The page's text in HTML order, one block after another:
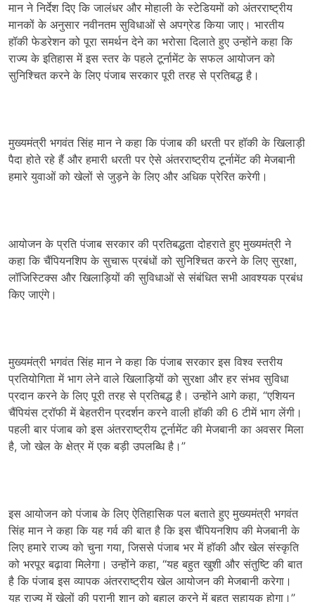
मान ने निर्देश दिए कि जालंधर और मोहाली के स्टेडियमों को अंतरराष्ट्रीय
मानकों के अनुसार नवीनतम सुविधाओं से अपग्रेड किया जाए। भारतीय
हॉकी फेडरेशन को पूरा समर्थन देने का भरोसा दिलाते हुए उन्होंने कहा कि
राज्य के इतिहास में इस स्तर के पहले टूर्नामेंट के सफल आयोजन को
सुनिश्चित करने के लिए पंजाब सरकार पूरी तरह से प्रतिबद्ध है।
मुख्यमंत्री भगवंत सिंह मान ने कहा कि पंजाब की धरती पर हॉकी के खिलाड़ी
पैदा होते रहे हैं और हमारी धरती पर ऐसे अंतरराष्ट्रीय टूर्नामेंट की मेजबानी
हमारे युवाओं को खेलों से जुड़ने के लिए और अधिक प्रेरित करेगी।
आयोजन के प्रति पंजाब सरकार की प्रतिबद्धता दोहराते हुए मुख्यमंत्री ने
कहा कि चैंपियनशिप के सुचारू प्रबंधों को सुनिश्चित करने के लिए सुरक्षा,
लॉजिस्टिक्स और खिलाड़ियों की सुविधाओं से संबंधित सभी आवश्यक प्रबंध
किए जाएंगे।
मुख्यमंत्री भगवंत सिंह मान ने कहा कि पंजाब सरकार इस विश्व स्तरीय
प्रतियोगिता में भाग लेने वाले खिलाड़ियों को सुरक्षा और हर संभव सुविधा
प्रदान करने के लिए पूरी तरह से प्रतिबद्ध है। उन्होंने आगे कहा, “एशियन
चैंपियंस ट्रॉफी में बेहतरीन प्रदर्शन करने वाली हॉकी की 6 टीमें भाग लेंगी।
पहली बार पंजाब को इस अंतरराष्ट्रीय टूर्नामेंट की मेजबानी का अवसर मिला
है, जो खेल के क्षेत्र में एक बड़ी उपलब्धि है।”
इस आयोजन को पंजाब के लिए ऐतिहासिक पल बताते हुए मुख्यमंत्री भगवंत
सिंह मान ने कहा कि यह गर्व की बात है कि इस चैंपियनशिप की मेजबानी के
लिए हमारे राज्य को चुना गया, जिससे पंजाब भर में हॉकी और खेल संस्कृति
को भरपूर बढ़ावा मिलेगा। उन्होंने कहा, “यह बहुत खुशी और संतुष्टि की बात
है कि पंजाब इस व्यापक अंतरराष्ट्रीय खेल आयोजन की मेजबानी करेगा।
यह राज्य में खेलों की पुरानी शान को बहाल करने में बहुत सहायक होगा।”